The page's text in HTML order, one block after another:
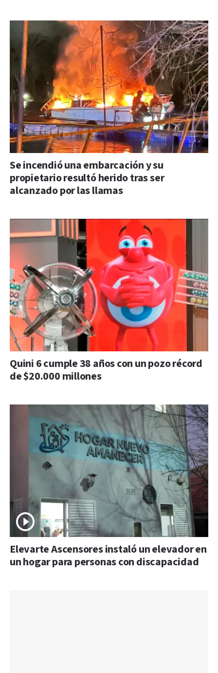
Se incendió una embarcación y su
propietario resultó herido tras ser
alcanzado por las llamas
Quini 6 cumple 38 años con un pozo récord
de $20.000 millones
Elevarte Ascensores instaló un elevador en
un hogar para personas con discapacidad